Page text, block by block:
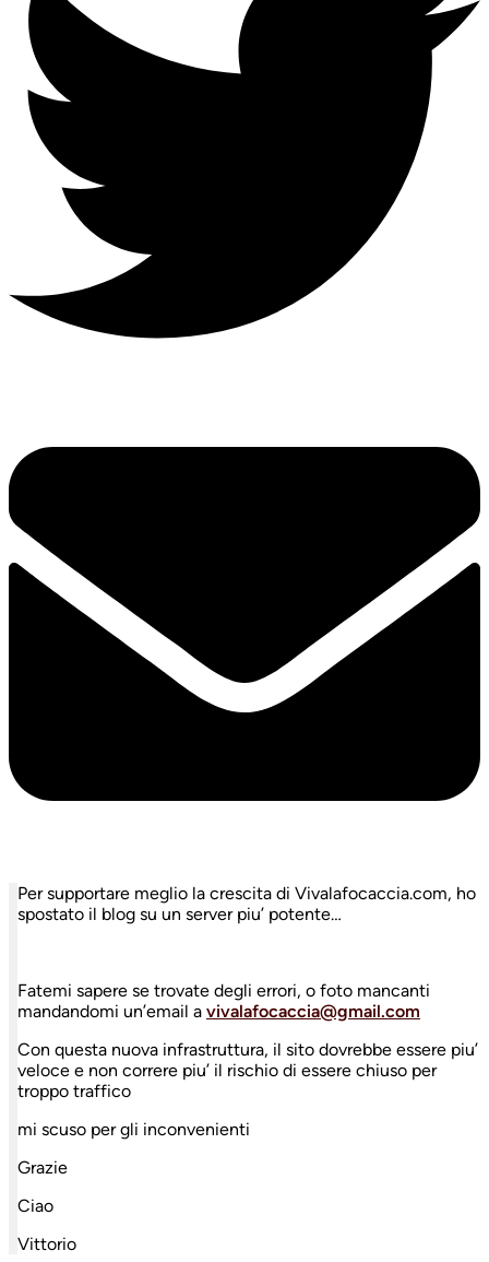
Per supportare meglio la crescita di Vivalafocaccia.com, ho
spostato il blog su un server piu’ potente…
Fatemi sapere se trovate degli errori, o foto mancanti
mandandomi un’email a vivalafocaccia@gmail.com
Con questa nuova infrastruttura, il sito dovrebbe essere piu’
veloce e non correre piu’ il rischio di essere chiuso per
troppo traffico
mi scuso per gli inconvenienti
Grazie
Ciao
Vittorio